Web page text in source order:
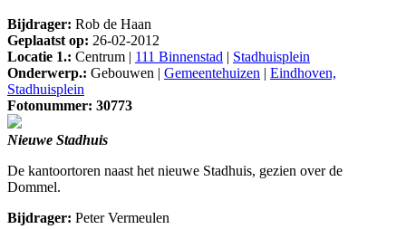
Bijdrager: Rob de Haan
Geplaatst op: 26-02-2012
Locatie 1.: Centrum | 111 Binnenstad | Stadhuisplein
Onderwerp.: Gebouwen | Gemeentehuizen | Eindhoven,
Stadhuisplein
Fotonummer: 30773
Nieuwe Stadhuis
De kantoortoren naast het nieuwe Stadhuis, gezien over de
Dommel.
Bijdrager: Peter Vermeulen